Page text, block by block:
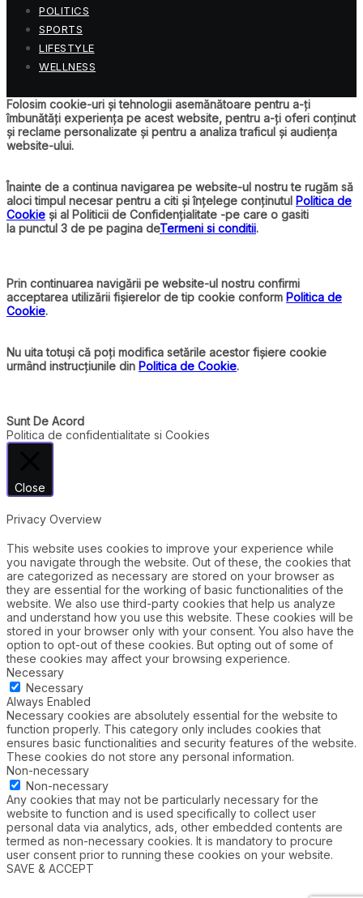
POLITICS
SPORTS
LIFESTYLE
WELLNESS
Folosim cookie-uri și tehnologii asemănătoare pentru a-ți
îmbunătăți experiența pe acest website, pentru a-ți oferi conținut
și reclame personalizate și pentru a analiza traficul și audiența
website-ului.
Înainte de a continua navigarea pe website-ul nostru te rugăm să
aloci timpul necesar pentru a citi și înțelege conținutul Politica de
Cookie și al Politicii de Confidențialitate -pe care o gasiti
la punctul 3 de pe pagina deTermeni si conditii.
Prin continuarea navigării pe website-ul nostru confirmi
acceptarea utilizării fișierelor de tip cookie conform Politica de
Cookie.
Nu uita totuși că poți modifica setările acestor fișiere cookie
urmând instrucțiunile din Politica de Cookie.
Sunt De Acord
Politica de confidentialitate si Cookies
Close
Privacy Overview
This website uses cookies to improve your experience while
you navigate through the website. Out of these, the cookies that
are categorized as necessary are stored on your browser as
they are essential for the working of basic functionalities of the
website. We also use third-party cookies that help us analyze
and understand how you use this website. These cookies will be
stored in your browser only with your consent. You also have the
option to opt-out of these cookies. But opting out of some of
these cookies may affect your browsing experience.
Necessary
Necessary
Always Enabled
Necessary cookies are absolutely essential for the website to
function properly. This category only includes cookies that
ensures basic functionalities and security features of the website.
These cookies do not store any personal information.
Non-necessary
Non-necessary
Any cookies that may not be particularly necessary for the
website to function and is used specifically to collect user
personal data via analytics, ads, other embedded contents are
termed as non-necessary cookies. It is mandatory to procure
user consent prior to running these cookies on your website.
SAVE & ACCEPT